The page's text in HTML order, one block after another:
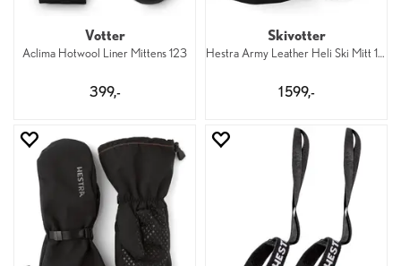
Votter
Aclima Hotwool Liner Mittens 123
399,-
Skivotter
Hestra Army Leather Heli Ski Mitt 100
1 599,-